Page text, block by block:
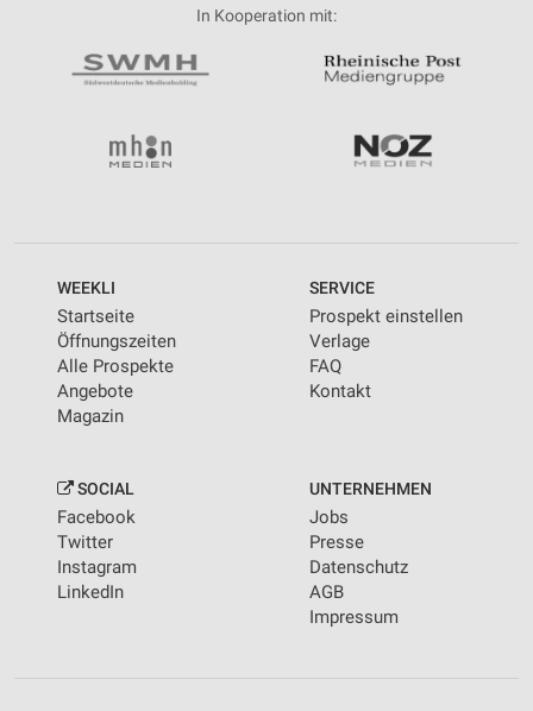
In Kooperation mit:
WEEKLI
Startseite
Öffnungszeiten
Alle Prospekte
Angebote
Magazin
SERVICE
Prospekt einstellen
Verlage
FAQ
Kontakt
SOCIAL
Facebook
Twitter
Instagram
LinkedIn
UNTERNEHMEN
Jobs
Presse
Datenschutz
AGB
Impressum